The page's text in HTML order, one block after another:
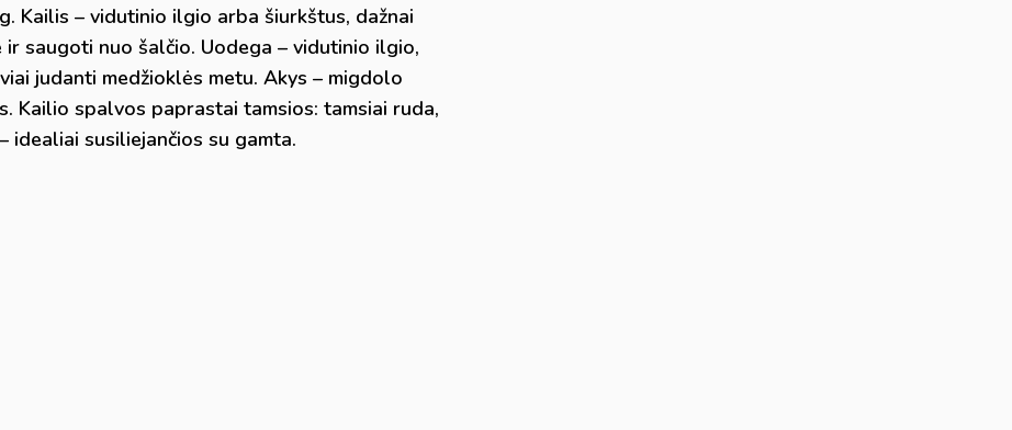
Kailis – vidutinio ilgio arba šiurkštus, dažnai
saugoti nuo šalčio. Uodega – vidutinio ilgio,
judanti medžioklės metu. Akys – migdolo
Kailio spalvos paprastai tamsios: tamsiai ruda,
susiliejančios su gamta.